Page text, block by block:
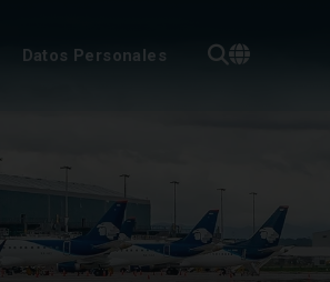
Datos Personales